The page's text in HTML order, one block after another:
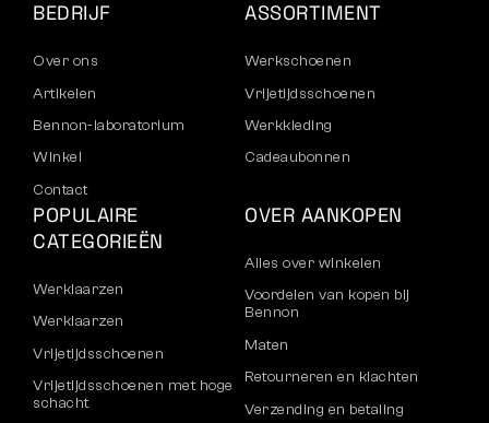
BEDRIJF
Over ons
Artikelen
Bennon-laboratorium
Winkel
Contact
ASSORTIMENT
Werkschoenen
Vrijetijdsschoenen
Werkkleding
Cadeaubonnen
POPULAIRE
CATEGORIEËN
Werklaarzen
Werklaarzen
Vrijetijdsschoenen
Vrijetijdsschoenen met hoge
schacht
OVER AANKOPEN
Alles over winkelen
Voordelen van kopen bij
Bennon
Maten
Retourneren en klachten
Verzending en betaling